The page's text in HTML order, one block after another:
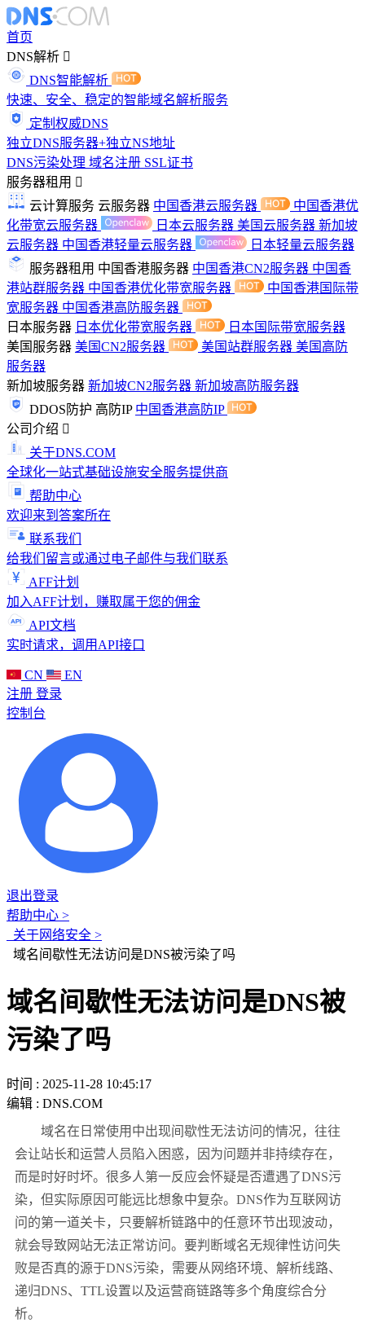
首页
DNS解析
DNS智能解析
快速、安全、稳定的智能域名解析服务
定制权威DNS
独立DNS服务器+独立NS地址
DNS污染处理 域名注册 SSL证书
服务器租用
云计算服务 云服务器 中国香港云服务器
中国香港优
化带宽云服务器
日本云服务器 美国云服务器 新加坡
云服务器 中国香港轻量云服务器
日本轻量云服务器
服务器租用 中国香港服务器 中国香港CN2服务器 中国香
港站群服务器 中国香港优化带宽服务器
中国香港国际带
宽服务器 中国香港高防服务器
日本服务器 日本优化带宽服务器
日本国际带宽服务器
美国服务器 美国CN2服务器 美国站群服务器 美国高防
服务器
新加坡服务器 新加坡CN2服务器 新加坡高防服务器
DDOS防护 高防IP 中国香港高防IP
公司介绍
关于DNS.COM
全球化一站式基础设施安全服务提供商
帮助中心
欢迎来到答案所在
联系我们
给我们留言或通过电子邮件与我们联系
AFF计划
加入AFF计划，赚取属于您的佣金
API文档
实时请求，调用API接口
CN
EN
注册 登录
控制台
退出登录
帮助中心 >
关于网络安全 >
域名间歇性无法访问是DNS被污染了吗
域名间歇性无法访问是DNS被
污染了吗
时间 : 2025-11-28 10:45:17
编辑 : DNS.COM
域名在日常使用中出现间歇性无法访问的情况，往往
会让站长和运营人员陷入困惑，因为问题并非持续存在，
而是时好时坏。很多人第一反应会怀疑是否遭遇了DNS污
染，但实际原因可能远比想象中复杂。DNS作为互联网访
问的第一道关卡，只要解析链路中的任意环节出现波动，
就会导致网站无法正常访问。要判断域名无规律性访问失
败是否真的源于DNS污染，需要从网络环境、解析线路、
递归DNS、TTL设置以及运营商链路等多个角度综合分
析。